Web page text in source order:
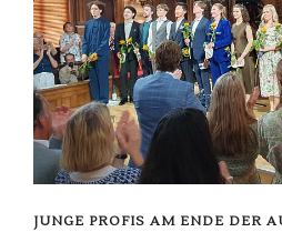
JUNGE PROFIS AM ENDE DER